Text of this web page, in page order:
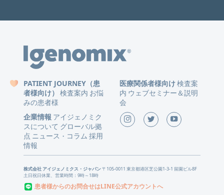
PATIENT JOURNEY（患
者様向け） 検査案内 お悩
みの患者様
医療関係者様向け検査案
内 ウェブセミナー＆説明
会
企業情報 アイジェノミク
スについて グローバル拠
点 ニュース ・ コラム 採用
情報
株式会社 アイジェノミクス・ジャパン〒105-0011 東京都港区芝公園1-3-1 留園ビル8F
土日祝日休業、営業時間：9時～18時
患者様からのお問合せはLINE公式アカウントへ